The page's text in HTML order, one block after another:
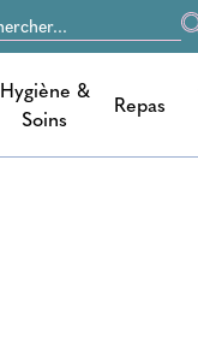
Hygiène &
Soins
Repas